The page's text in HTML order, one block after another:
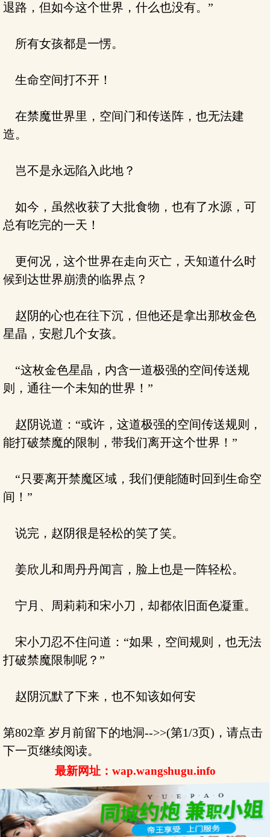
退路，但如今这个世界，什么也没有。”
所有女孩都是一愣。
生命空间打不开！
在禁魔世界里，空间门和传送阵，也无法建
造。
岂不是永远陷入此地？
如今，虽然收获了大批食物，也有了水源，可
总有吃完的一天！
更何况，这个世界在走向灭亡，天知道什么时
候到达世界崩溃的临界点？
赵阴的心也在往下沉，但他还是拿出那枚金色
星晶，安慰几个女孩。
“这枚金色星晶，内含一道极强的空间传送规
则，通往一个未知的世界！”
赵阴说道：“或许，这道极强的空间传送规则，
能打破禁魔的限制，带我们离开这个世界！”
“只要离开禁魔区域，我们便能随时回到生命空
间！”
说完，赵阴很是轻松的笑了笑。
姜欣儿和周丹丹闻言，脸上也是一阵轻松。
宁月、周莉莉和宋小刀，却都依旧面色凝重。
宋小刀忍不住问道：“如果，空间规则，也无法
打破禁魔限制呢？”
赵阴沉默了下来，也不知该如何安
第802章 岁月前留下的地洞-->>(第1/3页)，请点击
下一页继续阅读。
最新网址：wap.wangshugu.info